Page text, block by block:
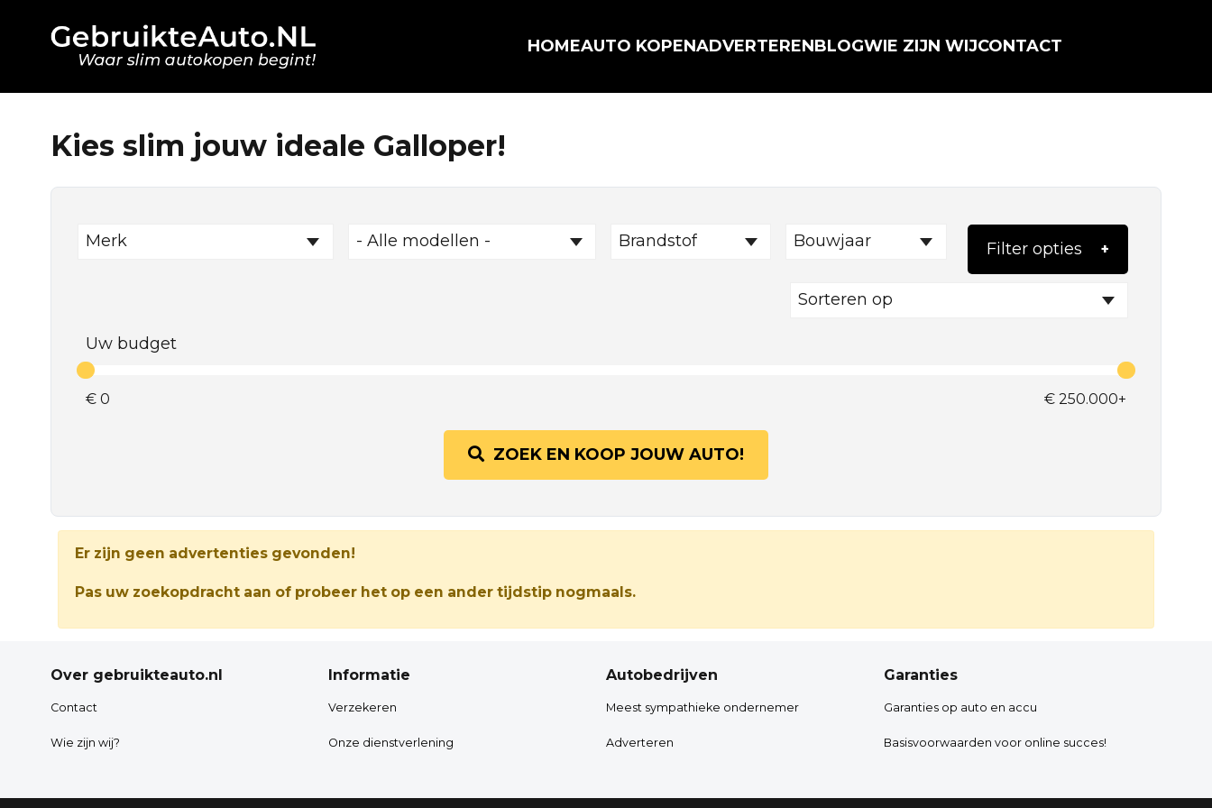
HOMEAUTO KOPENADVERTERENBLOGWIE ZIJN WIJCONTACT
Kies slim jouw ideale Galloper!
Merk - Alle modellen - Brandstof Bouwjaar Filter opties
Sorteren op
Uw budget
€ 0 € 250.000+
ZOEK EN KOOP JOUW AUTO!
Er zijn geen advertenties gevonden!
Pas uw zoekopdracht aan of probeer het op een ander tijdstip nogmaals.
Over gebruikteauto.nl
Contact
Wie zijn wij?
Informatie
Verzekeren
Onze dienstverlening
Autobedrijven
Meest sympathieke ondernemer
Adverteren
Garanties
Garanties op auto en accu
Basisvoorwaarden voor online succes!